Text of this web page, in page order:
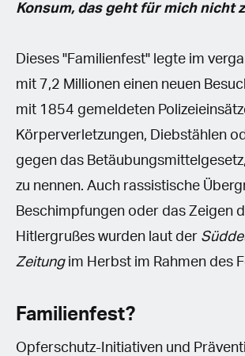
Konsum, das geht für mich nicht
Dieses "Familienfest" legte im
mit 7,2 Millionen einen neuen
mit 1854 gemeldeten
Körperverletzungen, Diebstählen
gegen das
zu nennen. Auch rassistische
Beschimpfungen oder das Zeigen
Hitlergrußes wurden laut der
Zeitung im Herbst im Rahmen des
Familienfest?
Opferschutz-Initiativen und